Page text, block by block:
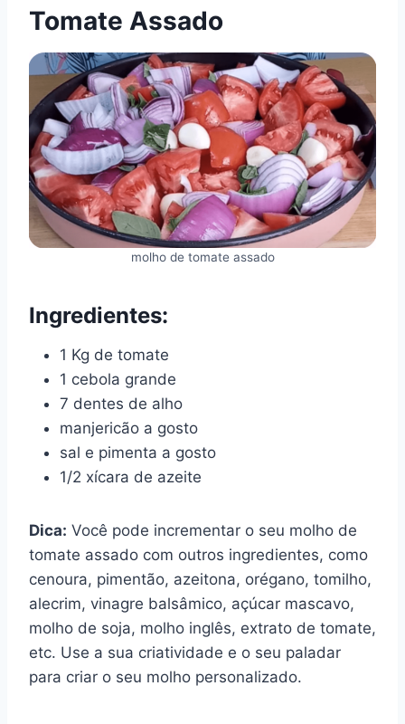
Tomate Assado
molho de tomate assado
Ingredientes:
1 Kg de tomate
1 cebola grande
7 dentes de alho
manjericão a gosto
sal e pimenta a gosto
1/2 xícara de azeite
Dica: Você pode incrementar o seu molho de
tomate assado com outros ingredientes, como
cenoura, pimentão, azeitona, orégano, tomilho,
alecrim, vinagre balsâmico, açúcar mascavo,
molho de soja, molho inglês, extrato de tomate,
etc. Use a sua criatividade e o seu paladar
para criar o seu molho personalizado.